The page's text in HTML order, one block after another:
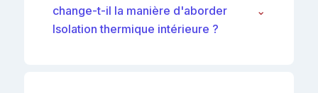
change-t-il la manière d'aborder
Isolation thermique intérieure ?
⌄